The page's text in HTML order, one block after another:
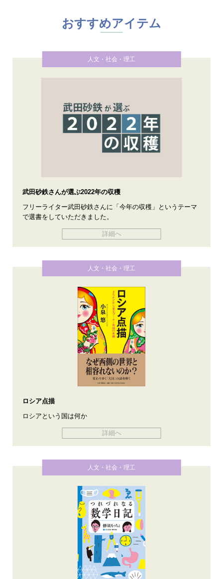
おすすめアイテム
人文・社会・理工
武田砂鉄さんが選ぶ2022年の収穫
フリーライター武田砂鉄さんに「今年の収穫」というテーマ
で選書をしていただきました。
詳細へ
人文・社会・理工
ロシア点描
ロシアという国は何か
詳細へ
人文・社会・理工